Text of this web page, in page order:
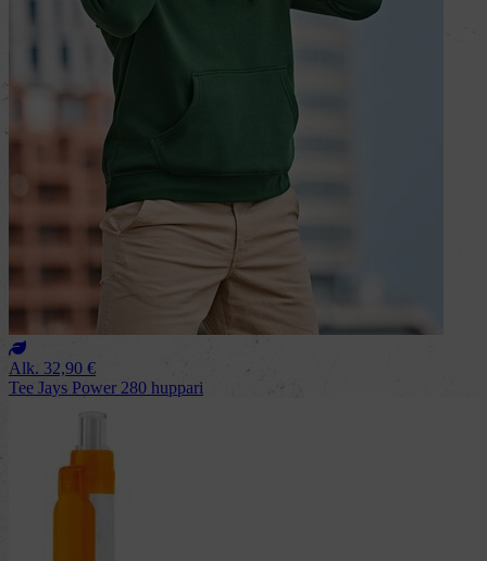
Alk. 32,90 €
Tee Jays Power 280 huppari